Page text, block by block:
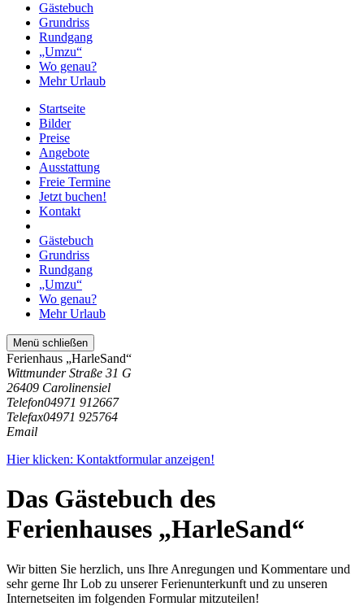
Gästebuch
Grundriss
Rundgang
„Umzu“
Wo genau?
Mehr Urlaub
Startseite
Bilder
Preise
Angebote
Ausstattung
Freie Termine
Jetzt buchen!
Kontakt
Gästebuch
Grundriss
Rundgang
„Umzu“
Wo genau?
Mehr Urlaub
Menü schließen
Ferienhaus „HarleSand“
Wittmunder Straße 31 G
26409 Carolinensiel
Telefon04971 912667
Telefax04971 925764
Email
Hier klicken: Kontaktformular anzeigen!
Das Gästebuch des
Ferienhauses „HarleSand“
Wir bitten Sie herzlich, uns Ihre Anregungen und Kommentare und
sehr gerne Ihr Lob zu unserer Ferienunterkunft und zu unseren
Internetseiten im folgenden Formular mitzuteilen!